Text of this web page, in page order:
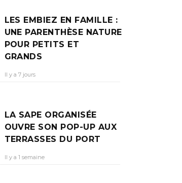
LES EMBIEZ EN FAMILLE :
UNE PARENTHÈSE NATURE
POUR PETITS ET
GRANDS
Il y a 7 jours
LA SAPE ORGANISÉE
OUVRE SON POP-UP AUX
TERRASSES DU PORT
Il y a 1 semaine